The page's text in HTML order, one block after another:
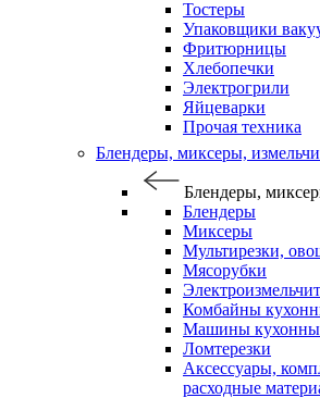
Тостеры
Упаковщики
Фритюрницы
Хлебопечки
Электрогрили
Яйцеварки
Прочая техника
Блендеры, миксеры,
Блендеры,
Блендеры
Миксеры
Мультирезки,
Мясорубки
Комбайны
Машины
Ломтерезки
Аксессуары,
расходные